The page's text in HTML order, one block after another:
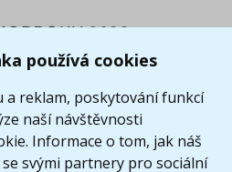
používá cookies
a reklam, poskytování funkcí
naší návštěvnosti
Informace o tom, jak náš
svými partnery pro sociální